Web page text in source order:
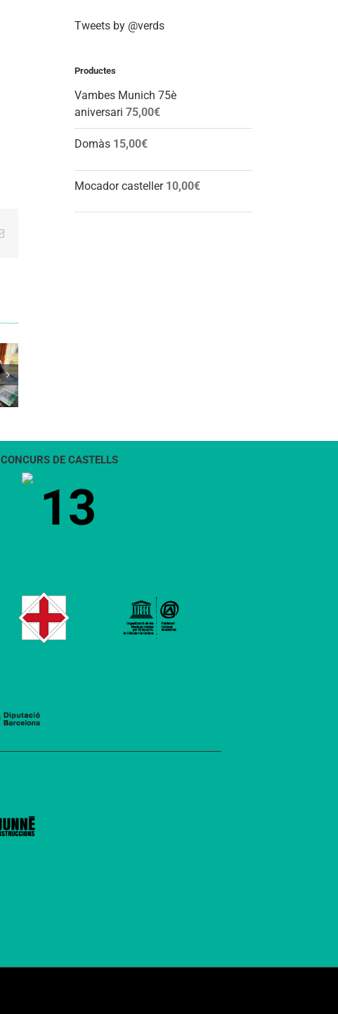
Email:
Tweets by @verds
Productes
Vambes Munich 75è
aniversari 75,00€
Domàs 15,00€
Mocador casteller 10,00€
CONCURS DE CASTELLS
13